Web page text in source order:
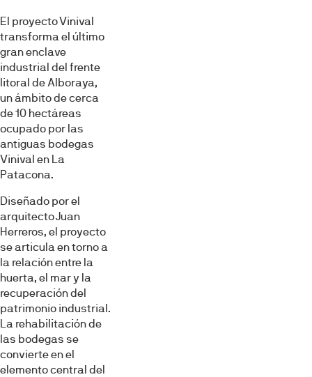
El proyecto Vinival
transforma el último
gran enclave
industrial del frente
litoral de Alboraya,
un ámbito de cerca
de 10 hectáreas
ocupado por las
antiguas bodegas
Vinival en La
Patacona.
Diseñado por el
arquitecto Juan
Herreros, el proyecto
se articula en torno a
la relación entre la
huerta, el mar y la
recuperación del
patrimonio industrial.
La rehabilitación de
las bodegas se
convierte en el
elemento central del